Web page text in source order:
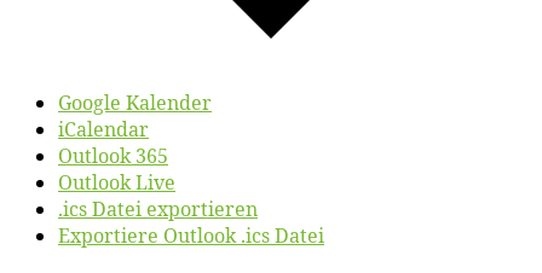
Google Kalender
iCalendar
Outlook 365
Outlook Live
.ics Datei exportieren
Exportiere Outlook .ics Datei